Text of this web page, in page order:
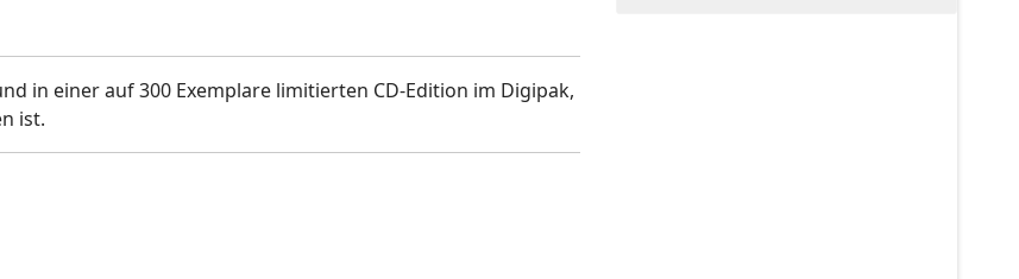
in einer auf 300 Exemplare limitierten CD-Edition im Digipak,
ist.